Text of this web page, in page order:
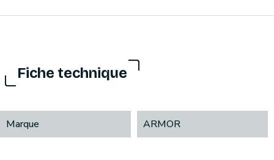
Fiche technique
Marque ARMOR